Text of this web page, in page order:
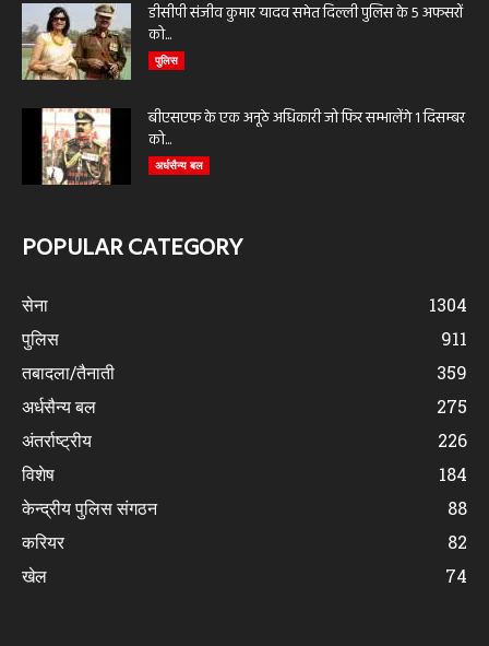
डीसीपी संजीव कुमार यादव समेत दिल्ली पुलिस के 5 अफसरों
को...
पुलिस
बीएसएफ के एक अनूठे अधिकारी जो फिर सम्भालेंगे 1 दिसम्बर
को...
अर्धसैन्य बल
POPULAR CATEGORY
सेना
1304
पुलिस
911
तबादला/तैनाती
359
अर्धसैन्य बल
275
अंतर्राष्ट्रीय
226
विशेष
184
केन्द्रीय पुलिस संगठन
88
करियर
82
खेल
74